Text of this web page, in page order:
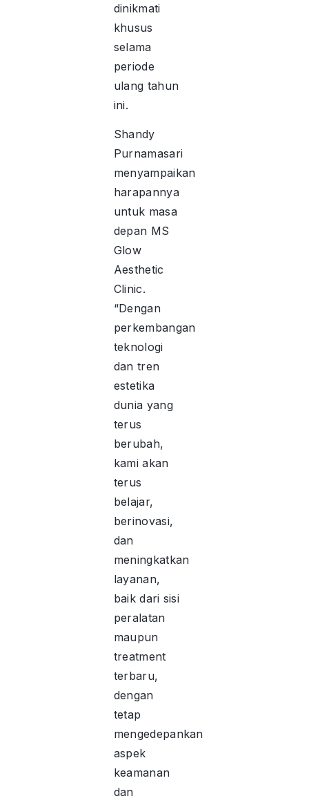
dinikmati
khusus
selama
periode
ulang tahun
ini.
Shandy
Purnamasari
menyampaikan
harapannya
untuk masa
depan MS
Glow
Aesthetic
Clinic.
“Dengan
perkembangan
teknologi
dan tren
estetika
dunia yang
terus
berubah,
kami akan
terus
belajar,
berinovasi,
dan
meningkatkan
layanan,
baik dari sisi
peralatan
maupun
treatment
terbaru,
dengan
tetap
mengedepankan
aspek
keamanan
dan